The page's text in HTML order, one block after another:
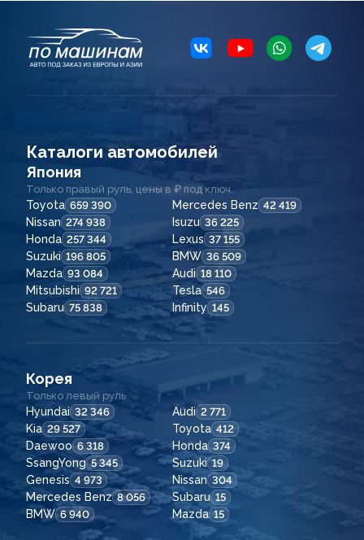
Каталоги автомобилей
Япония
Только правый руль, цены в ₽ под ключ.
Toyota 659 390 Mercedes Benz 42 419
Nissan 274 938 Isuzu 36 225
Honda 257 344 Lexus 37 155
Suzuki 196 805 BMW 36 509
Mazda 93 084 Audi 18 110
Mitsubishi 92 721 Tesla 546
Subaru 75 838 Infinity 145
Корея
Только левый руль
Hyundai 32 346 Audi 2 771
Kia 29 527 Toyota 412
Daewoo 6 318 Honda 374
SsangYong 5 345 Suzuki 19
Genesis 4 973 Nissan 304
Mercedes Benz 8 056 Subaru 15
BMW 6 940 Mazda 15